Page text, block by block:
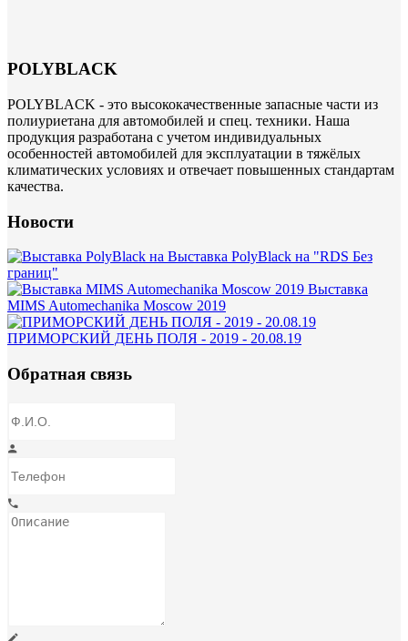
POLYBLACK
POLYBLACK - это высококачественные запасные части из
полиуриетана для автомобилей и спец. техники. Наша
продукция разработана с учетом индивидуальных
особенностей автомобилей для эксплуатации в тяжёлых
климатических условиях и отвечает повышенных стандартам
качества.
Новости
Выставка PolyBlack на "RDS Без
границ"
Выставка
MIMS Automechanika Moscow 2019
ПРИМОРСКИЙ ДЕНЬ ПОЛЯ - 2019 - 20.08.19
Обратная связь